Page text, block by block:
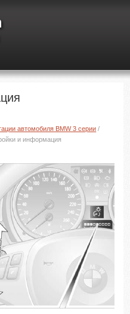
автомобиля BMW 3 серии /
и информация